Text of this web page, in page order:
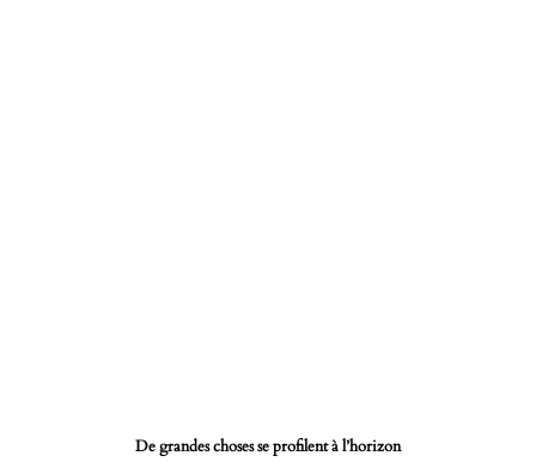
De grandes choses se profilent à l’horizon